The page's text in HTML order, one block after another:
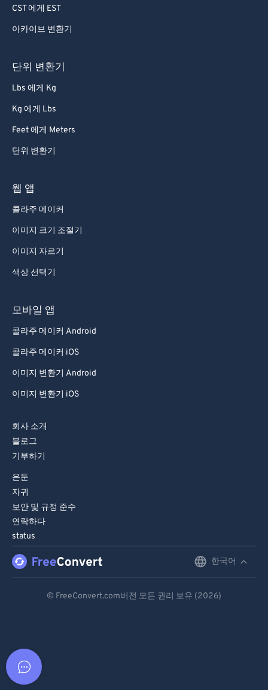
CST 에게 EST
아카이브 변환기
단위 변환기
Lbs 에게 Kg
Kg 에게 Lbs
Feet 에게 Meters
단위 변환기
웹 앱
콜라주 메이커
이미지 크기 조절기
이미지 자르기
색상 선택기
모바일 앱
콜라주 메이커 Android
콜라주 메이커 iOS
이미지 변환기 Android
이미지 변환기 iOS
회사 소개
블로그
기부하기
은둔
자귀
보안 및 규정 준수
연락하다
status
한국어
© FreeConvert.com버전 모든 권리 보유 (2026)